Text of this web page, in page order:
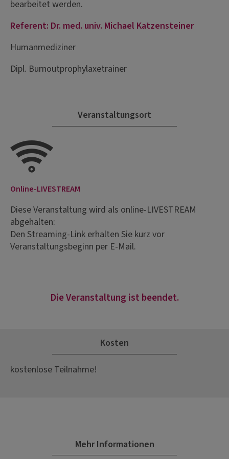
bearbeitet werden.
Referent: Dr. med. univ. Michael Katzensteiner
Humanmediziner
Dipl. Burnoutprophylaxetrainer
Veranstaltungsort
Online-LIVESTREAM
Diese Veranstaltung wird als online-LIVESTREAM
abgehalten:
Den Streaming-Link erhalten Sie kurz vor
Veranstaltungsbeginn per E-Mail.
Die Veranstaltung ist beendet.
Kosten
kostenlose Teilnahme!
Mehr Informationen